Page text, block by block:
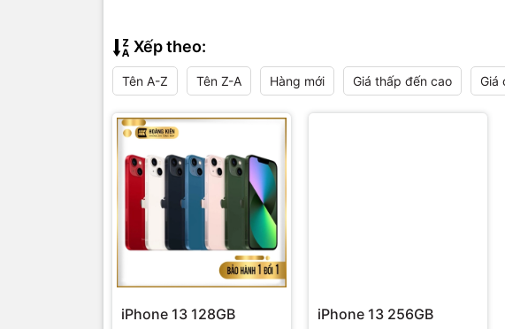
Xếp theo:
Tên A-Z Tên Z-A Hàng mới Giá thấp đến cao Giá
iPhone 13 128GB iPhone 13 256GB